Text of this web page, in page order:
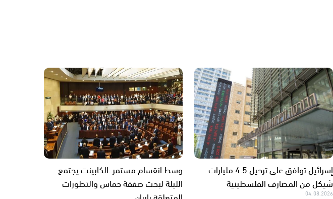
إسرائيل توافق على ترحيل 4.5 مليارات
شيكل من المصارف الفلسطينية
04.08.2026
وسط انقسام مستمر..الكابينت يجتمع
الليلة لبحث صفقة حماس والتطورات